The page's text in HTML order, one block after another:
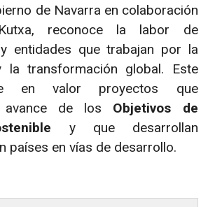
de Navarra en colaboración
reconoce la labor de
entidades que trabajan por la
la transformación global. Este
en valor proyectos que
avance de los Objetivos de
y que desarrollan
países en vías de desarrollo.